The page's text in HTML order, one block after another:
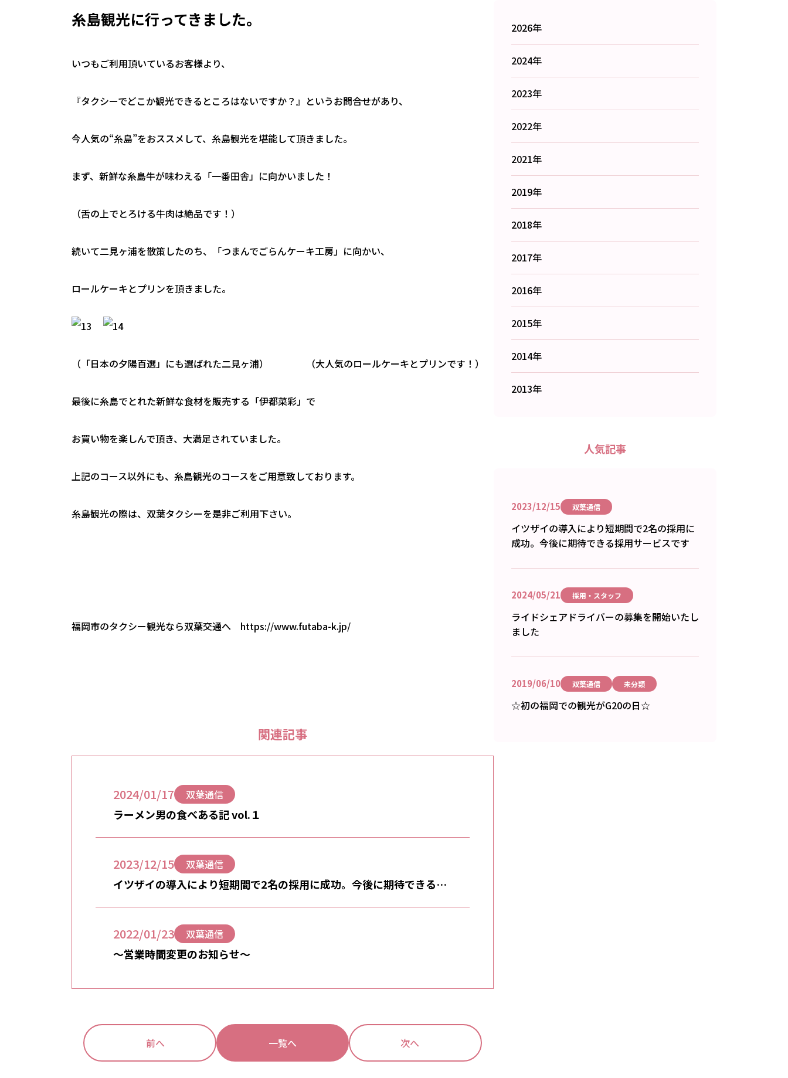
糸島観光に行ってきました。
いつもご利用頂いているお客様より、
『タクシーでどこか観光できるところはないですか？』というお問合せがあり、
今人気の“糸島”をおススメして、糸島観光を堪能して頂きました。
まず、新鮮な糸島牛が味わえる「一番田舎」に向かいました！
（舌の上でとろける牛肉は絶品です！）
続いて二見ヶ浦を散策したのち、「つまんでごらんケーキ工房」に向かい、
ロールケーキとプリンを頂きました。
（「日本の夕陽百選」にも選ばれた二見ヶ浦） （大人気のロールケーキとプリンです！）
最後に糸島でとれた新鮮な食材を販売する「伊都菜彩」で
お買い物を楽しんで頂き、大満足されていました。
上記のコース以外にも、糸島観光のコースをご用意致しております。
糸島観光の際は、双葉タクシーを是非ご利用下さい。
福岡市のタクシー観光なら双葉交通へ https://www.futaba-k.jp/
関連記事
2024/01/17 双葉通信
ラーメン男の食べある記 vol.１
2023/12/15 双葉通信
イツザイの導入により短期間で2名の採用に成功。今後に期待できる採
2022/01/23 双葉通信
～営業時間変更のお知らせ～
前へ 一覧へ 次へ
2026年
2024年
2023年
2022年
2021年
2019年
2018年
2017年
2016年
2015年
2014年
2013年
人気記事
2023/12/15 双葉通信
イツザイの導入により短期間で2名の採用に
成功。今後に期待できる採用サービスです
2024/05/21 採用・スタッフ
ライドシェアドライバーの募集を開始いたし
ました
2019/06/10 双葉通信 未分類
☆初の福岡での観光がG20の日☆